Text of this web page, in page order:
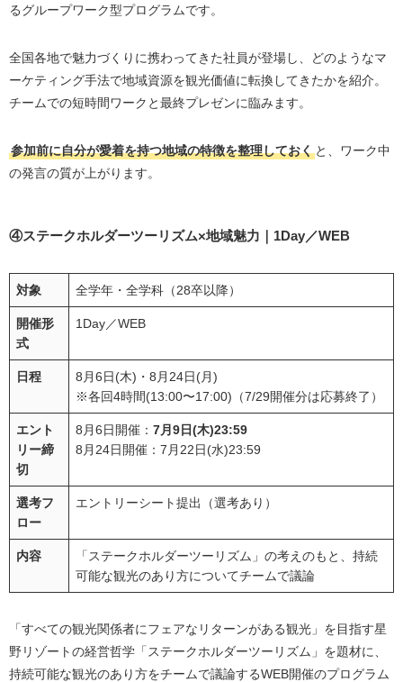
るグループワーク型プログラムです。
全国各地で魅力づくりに携わってきた社員が登場し、どのようなマ
ーケティング手法で地域資源を観光価値に転換してきたかを紹介。
チームでの短時間ワークと最終プレゼンに臨みます。
参加前に自分が愛着を持つ地域の特徴を整理しておくと、ワーク中
の発言の質が上がります。
④ステークホルダーツーリズム×地域魅力｜1Day／WEB
対象 全学年・全学科（28卒以降）
開催形
式
1Day／WEB
日程
8月6日(木)・8月24日(月)
※各回4時間(13:00〜17:00)（7/29開催分は応募終了）
エント
リー締
切
8月6日開催： 7月9日(木)23:59
8月24日開催：7月22日(水)23:59
選考フ
ロー
エントリーシート提出（選考あり）
内容
「ステークホルダーツーリズム」の考えのもと、持続
可能な観光のあり方についてチームで議論
「すべての観光関係者にフェアなリターンがある観光」を目指す星
野リゾートの経営哲学「ステークホルダーツーリズム」を題材に、
持続可能な観光のあり方をチームで議論するWEB開催のプログラム